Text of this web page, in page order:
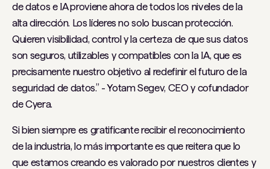
de datos e IA proviene ahora de todos los niveles de la
alta dirección. Los líderes no solo buscan protección.
Quieren visibilidad, control y la certeza de que sus datos
son seguros, utilizables y compatibles con la IA, que es
precisamente nuestro objetivo al redefinir el futuro de la
seguridad de datos.” - Yotam Segev, CEO y cofundador
de Cyera.
Si bien siempre es gratificante recibir el reconocimiento
de la industria, lo más importante es que reitera que lo
que estamos creando es valorado por nuestros clientes y